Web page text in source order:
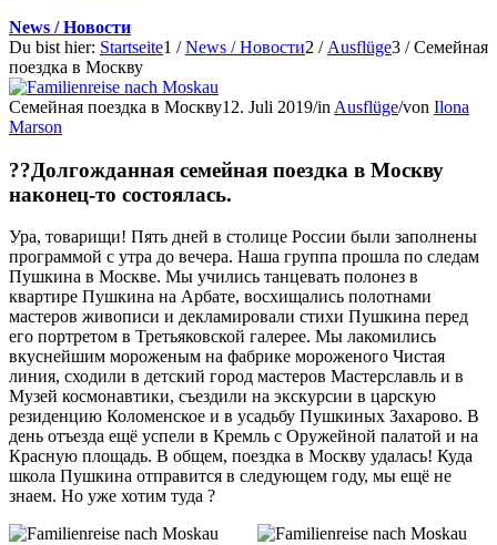
News / Новости
Du bist hier: Startseite1 / News / Новости2 / Ausflüge3 / Семейная
поездка в Москву
Семейная поездка в Москву12. Juli 2019/in Ausflüge/von Ilona
Marson
??Долгожданная семейная поездка в Москву
наконец-то состоялась.
Ура, товарищи! Пять дней в столице России были заполнены
программой с утра до вечера. Наша группа прошла по следам
Пушкина в Москве. Мы учились танцевать полонез в
квартире Пушкина на Арбате, восхищались полотнами
мастеров живописи и декламировали стихи Пушкина перед
его портретом в Третьяковской галерее. Мы лакомились
вкуснейшим мороженым на фабрике мороженого Чистая
линия, сходили в детский город мастеров Мастерславль и в
Музей космонавтики, съездили на экскурсии в царскую
резиденцию Коломенское и в усадьбу Пушкиных Захарово. В
день отъезда ещё успели в Кремль с Оружейной палатой и на
Красную площадь. В общем, поездка в Москву удалась! Куда
школа Пушкина отправится в следующем году, мы ещё не
знаем. Но уже хотим туда ?